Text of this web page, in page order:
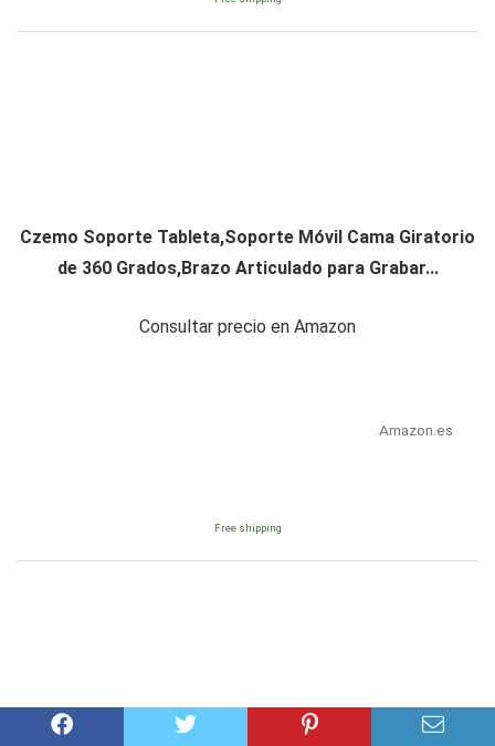
Czemo Soporte Tableta,Soporte Móvil Cama Giratorio
de 360 Grados,Brazo Articulado para Grabar...
Consultar precio en Amazon
Amazon.es
Free shipping